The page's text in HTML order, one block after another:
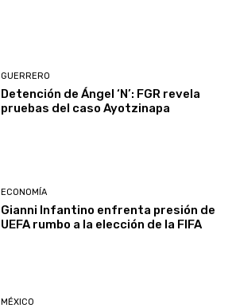
GUERRERO
Detención de Ángel ‘N’: FGR revela
pruebas del caso Ayotzinapa
ECONOMÍA
Gianni Infantino enfrenta presión de
UEFA rumbo a la elección de la FIFA
MÉXICO